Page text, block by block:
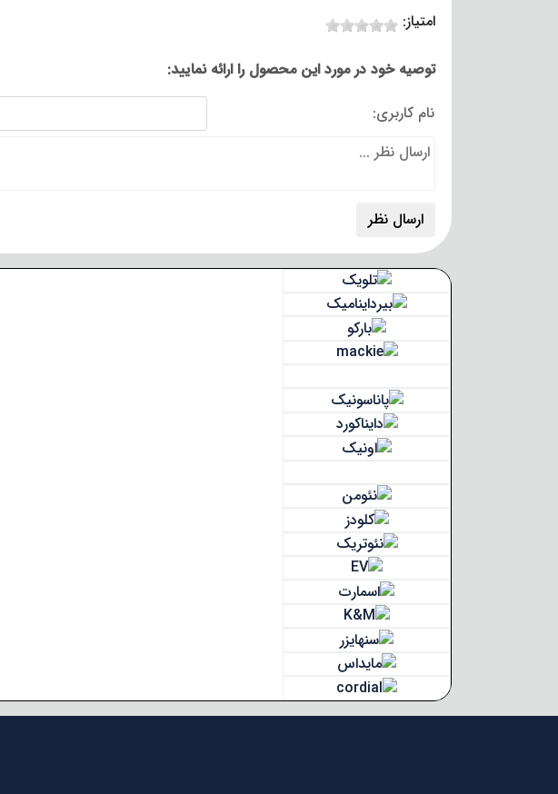
امتیاز:
توصیه خود در مورد این محصول را ارائه نمایید:
نام کاربری: